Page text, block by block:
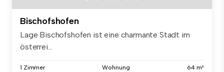
Bischofshofen
Lage Bischofshofen ist eine charmante Stadt im
österrei...
1 Zimmer Wohnung 64 m²